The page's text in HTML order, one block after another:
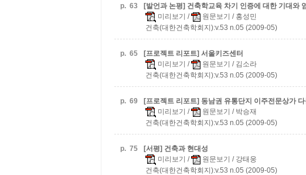
p. 63
[발언과 논평] 건축학교육 차기 인증에 대한 기대와
미리보기 / 원문보기 / 홍성민
건축(대한건축학회지):v.53 n.05 (2009-05)
p. 65
[프로젝트 리포트] 서울키즈센터
미리보기 / 원문보기 / 김소라
건축(대한건축학회지):v.53 n.05 (2009-05)
p. 69
[프로젝트 리포트] 동남권 유통단지 이주전문상가
미리보기 / 원문보기 / 박승재
건축(대한건축학회지):v.53 n.05 (2009-05)
p. 75
[서평] 건축과 현대성
미리보기 / 원문보기 / 강태웅
건축(대한건축학회지):v.53 n.05 (2009-05)